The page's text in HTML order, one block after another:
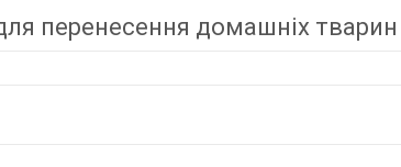
перенесення домашніх тварин